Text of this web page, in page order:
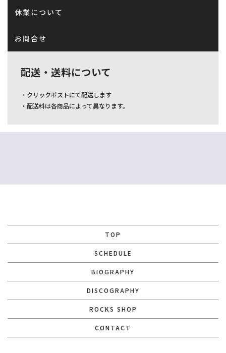
休業について
お問合せ
配送・送料について
・クリックポストにて配送します
・配送料は各商品によって異なります。
TOP
SCHEDULE
BIOGRAPHY
DISCOGRAPHY
ROCKS SHOP
CONTACT